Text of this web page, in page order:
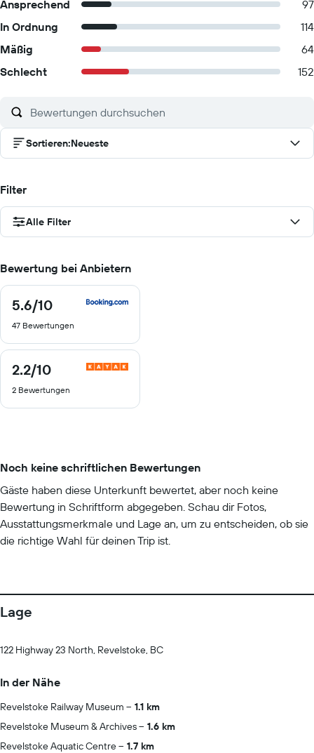
Ansprechend
97
In Ordnung
114
Mäßig
64
Schlecht
152
Sortieren:Neueste
Filter
Alle Filter
Bewertung bei Anbietern
5.6/10
5.6
10
47 Bewertungen
2.2/10
2.2
10
2 Bewertungen
Noch keine schriftlichen Bewertungen
Gäste haben diese Unterkunft bewertet, aber noch keine
Bewertung in Schriftform abgegeben. Schau dir Fotos,
Ausstattungsmerkmale und Lage an, um zu entscheiden, ob sie
die richtige Wahl für deinen Trip ist.
Lage
122 Highway 23 North, Revelstoke, BC
In der Nähe
Revelstoke Railway Museum
1.1 km
Revelstoke Museum & Archives
1.6 km
Revelstoke Aquatic Centre
1.7 km